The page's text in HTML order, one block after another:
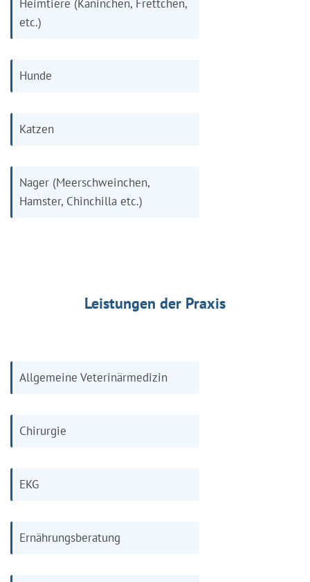
Heimtiere (Kaninchen, Frettchen,
etc.)
Hunde
Katzen
Nager (Meerschweinchen,
Hamster, Chinchilla etc.)
Leistungen der Praxis
Allgemeine Veterinärmedizin
Chirurgie
EKG
Ernährungsberatung